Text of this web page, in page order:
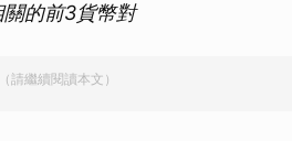
的前3貨幣對
請繼續閱讀本文）